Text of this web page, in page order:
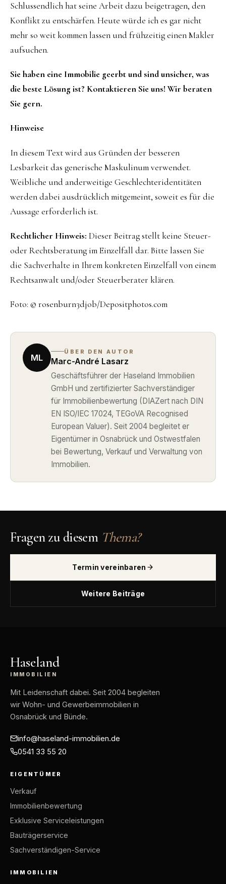
Schlussendlich hat seine Arbeit dazu beigetragen, den
Konflikt zu entschärfen. Heute würde ich es gar nicht
mehr so weit kommen lassen und frühzeitig einen Makler
aufsuchen.
Sie haben eine Immobilie geerbt und sind unsicher, was
die beste Lösung ist? Kontaktieren Sie uns! Wir beraten
Sie gern.
Hinweise
In diesem Text wird aus Gründen der besseren
Lesbarkeit das generische Maskulinum verwendet.
Weibliche und anderweitige Geschlechteridentitäten
werden dabei ausdrücklich mitgemeint, soweit es für die
Aussage erforderlich ist.
Rechtlicher Hinweis: Dieser Beitrag stellt keine Steuer-
oder Rechtsberatung im Einzelfall dar. Bitte lassen Sie
die Sachverhalte in Ihrem konkreten Einzelfall von einem
Rechtsanwalt und/oder Steuerberater klären.
Foto: © rosenburn3djob/Depositphotos.com
ML
ÜBER DEN AUTOR
Marc-André Lasarz
Geschäftsführer der Haseland Immobilien
GmbH und zertifizierter Sachverständiger
für Immobilienbewertung (DIAZert nach DIN
EN ISO/IEC 17024, TEGoVA Recognised
European Valuer). Seit 2004 begleitet er
Eigentümer in Osnabrück und Ostwestfalen
bei Bewertung, Verkauf und Verwaltung von
Immobilien.
Fragen zu diesem Thema?
Termin vereinbaren
Weitere Beiträge
Haseland
IMMOBILIEN
Mit Leidenschaft dabei. Seit 2004 begleiten
wir Wohn- und Gewerbeimmobilien in
Osnabrück und Bünde.
info@haseland-immobilien.de
0541 33 55 20
EIGENTÜMER
Verkauf
Immobilienbewertung
Exklusive Serviceleistungen
Bauträgerservice
Sachverständigen-Service
IMMOBILIEN